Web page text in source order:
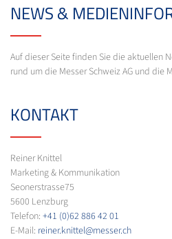
NEWS &
Auf dieser Seite finden Sie die aktuellen
rund um die Messer Schweiz AG und die
KONTAKT
Reiner Knittel
Marketing & Kommunikation
Seonerstrasse75
5600 Lenzburg
Telefon: +41 (0)62 886 42 01
E-Mail: reiner.knittel@messer.ch